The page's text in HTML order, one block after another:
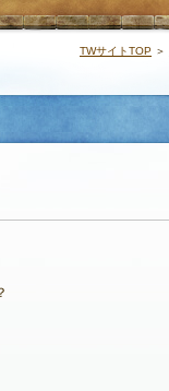
TWサイトTOP ＞